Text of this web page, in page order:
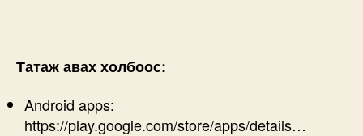
Татаж авах холбоос:
Android apps:
https://play.google.com/store/apps/details…